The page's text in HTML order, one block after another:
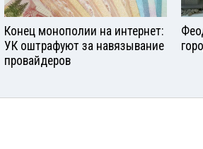
Конец монополии на интернет:
УК оштрафуют за навязывание
провайдеров